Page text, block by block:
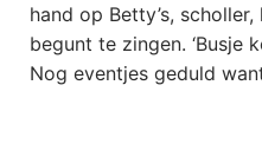
hand op Betty’s,
begunt te zingen. ‘Busje
Nog eventjes geduld